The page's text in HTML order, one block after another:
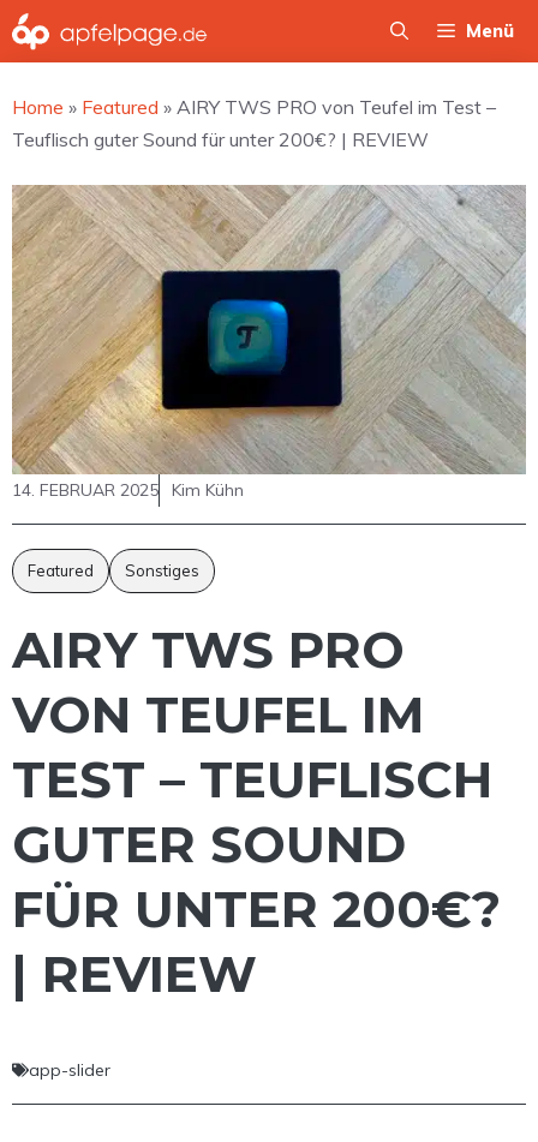
Zum
Inhalt
Menü
Home » Featured » AIRY TWS PRO von Teufel im Test –
Teuflisch guter Sound für unter 200€? | REVIEW
14. FEBRUAR 2025 Kim Kühn
Featured Sonstiges
AIRY TWS PRO
VON TEUFEL IM
TEST – TEUFLISCH
GUTER SOUND
FÜR UNTER 200€?
| REVIEW
app-slider